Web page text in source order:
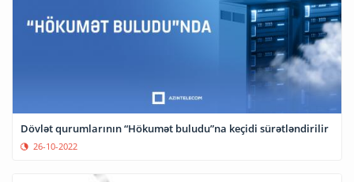
Dövlət qurumlarının “Hökumət buludu”na keçidi sürətləndirilir
26-10-2022